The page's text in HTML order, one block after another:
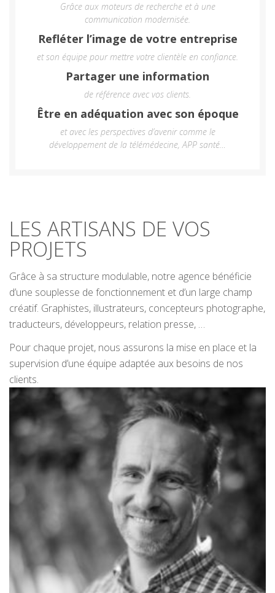
Grâce aux moteurs de recherche et à une
communication modernisée.
Refléter l’image de votre entreprise
et son équipe pour mettre votre clientèle en confiance.
Partager une information
de référence avec vos clients.
Être en adéquation avec son époque
et avec les perspectives d’avenir comme le
développement de la télémédecine, APP santé…
LES ARTISANS DE VOS
PROJETS
Grâce à sa structure modulable, notre agence bénéficie
d’une souplesse de fonctionnement et d’un large champ
créatif. Graphistes, illustrateurs, concepteurs photographe,
traducteurs, développeurs, relation presse, …
Pour chaque projet, nous assurons la mise en place et la
supervision d’une équipe adaptée aux besoins de nos
clients.